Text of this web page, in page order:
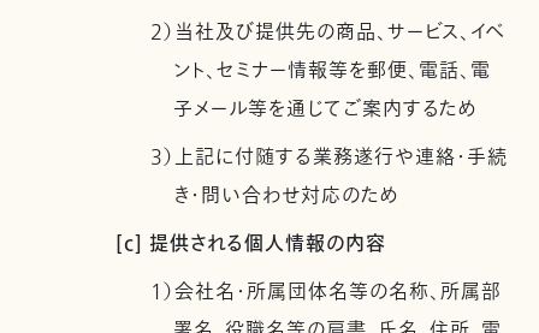
2）当社及び提供先の商品、サービス、イベ
ント、セミナー情報等を郵便、電話、電
子メール等を通じてご案内するため
3）上記に付随する業務遂行や連絡・手続
き・問い合わせ対応のため
[c] 提供される個人情報の内容
1）会社名・所属団体名等の名称、所属部